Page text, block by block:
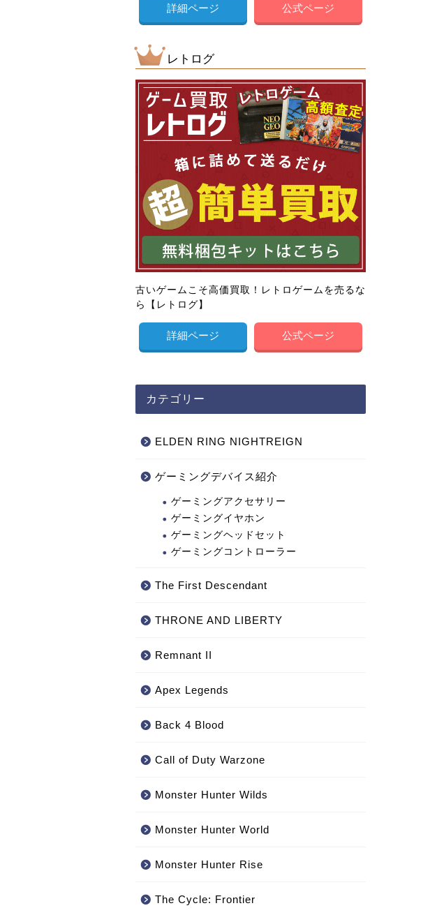
詳細ページ 公式ページ
レトログ
古いゲームこそ高価買取！レトロゲームを売るな
ら【レトログ】
詳細ページ 公式ページ
カテゴリー
ELDEN RING NIGHTREIGN
ゲーミングデバイス紹介
ゲーミングアクセサリー
ゲーミングイヤホン
ゲーミングヘッドセット
ゲーミングコントローラー
The First Descendant
THRONE AND LIBERTY
Remnant II
Apex Legends
Back 4 Blood
Call of Duty Warzone
‎Monster Hunter Wilds
Monster Hunter World
‎Monster Hunter Rise
The Cycle: Frontier